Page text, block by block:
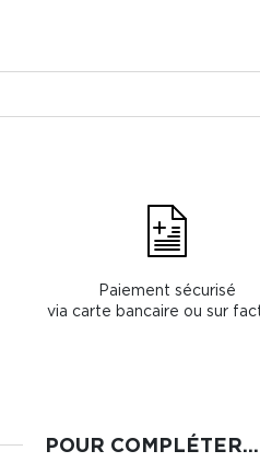
Paiement sécurisé
via carte bancaire ou sur
POUR COMPLÉTER...